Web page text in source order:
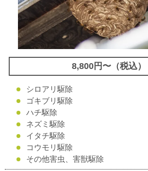
8,800円〜（税込）
シロアリ駆除
ゴキブリ駆除
ハチ駆除
ネズミ駆除
イタチ駆除
コウモリ駆除
その他害虫、害獣駆除